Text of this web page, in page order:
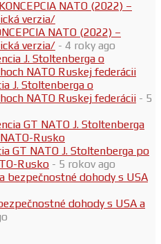
NATO (2022) –
verzia/ - 4 roky ago
J. Stoltenberga o
NATO Ruskej federácii - 5
GT NATO J. Stoltenberga po
Rusko - 5 rokov ago
dohody s USA a